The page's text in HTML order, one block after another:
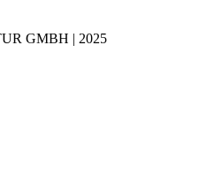
GMBH | 2025